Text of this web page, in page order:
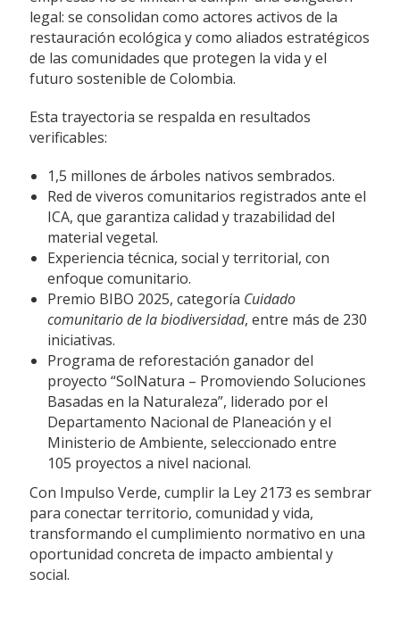
legal: se consolidan como actores activos de la
restauración ecológica y como aliados estratégicos
de las comunidades que protegen la vida y el
futuro sostenible de Colombia.
Esta trayectoria se respalda en resultados
verificables:
1,5 millones de árboles nativos sembrados.
Red de viveros comunitarios registrados ante el
ICA, que garantiza calidad y trazabilidad del
material vegetal.
Experiencia técnica, social y territorial, con
enfoque comunitario.
Premio BIBO 2025, categoría Cuidado
comunitario de la biodiversidad, entre más de 230
iniciativas.
Programa de reforestación ganador del
proyecto “SolNatura – Promoviendo Soluciones
Basadas en la Naturaleza”, liderado por el
Departamento Nacional de Planeación y el
Ministerio de Ambiente, seleccionado entre
105 proyectos a nivel nacional.
Con Impulso Verde, cumplir la Ley 2173 es sembrar
para conectar territorio, comunidad y vida,
transformando el cumplimiento normativo en una
oportunidad concreta de impacto ambiental y
social.